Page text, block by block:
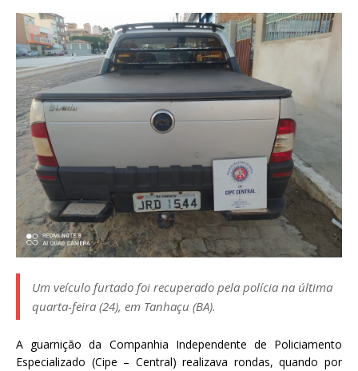
Um veículo furtado foi recuperado pela polícia na última
quarta-feira (24), em Tanhaçu (BA).
A guarnição da Companhia Independente de Policiamento
Especializado (Cipe – Central) realizava rondas, quando por